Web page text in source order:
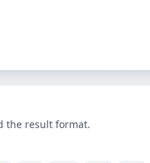
the result format.